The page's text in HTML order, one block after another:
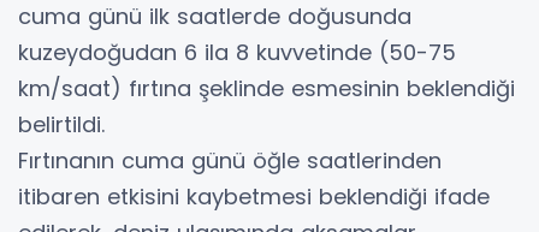
cuma günü ilk saatlerde doğusunda
kuzeydoğudan 6 ila 8 kuvvetinde (50-75
km/saat) fırtına şeklinde esmesinin beklendiği
belirtildi.
Fırtınanın cuma günü öğle saatlerinden
itibaren etkisini kaybetmesi beklendiği ifade